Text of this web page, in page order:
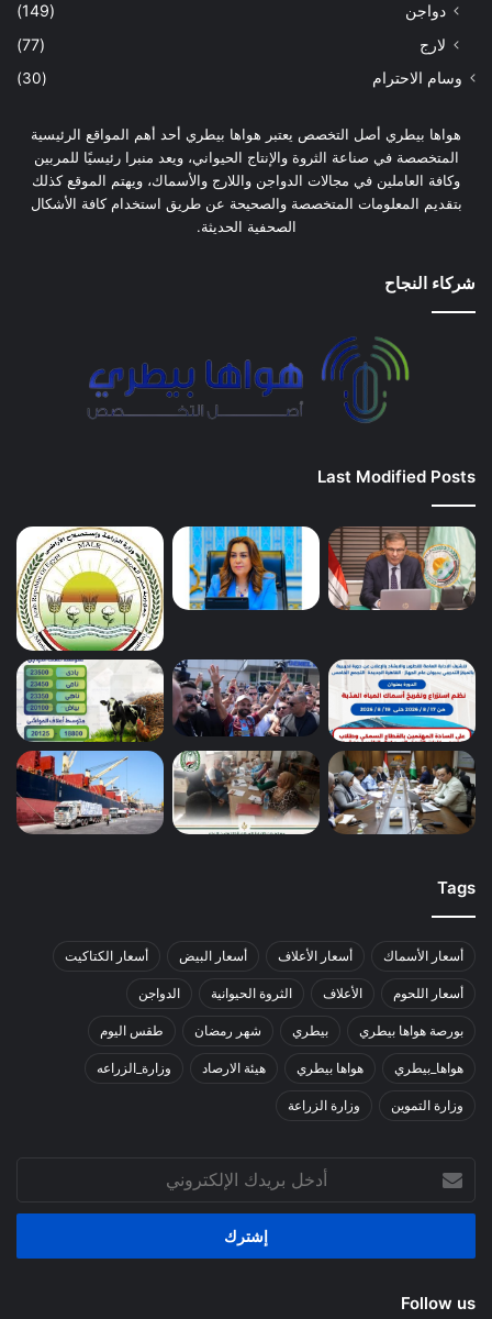
دواجن
(149)
لارج
(77)
وسام الاحترام (30)
هواها بيطري أصل التخصص يعتبر هواها بيطري أحد أهم المواقع الرئيسية
المتخصصة في صناعة الثروة والإنتاج الحيواني، ويعد منبرا رئيسيًا للمربين
وكافة العاملين في مجالات الدواجن واللارج والأسماك، ويهتم الموقع كذلك
بتقديم المعلومات المتخصصة والصحيحة عن طريق استخدام كافة الأشكال
الصحفية الحديثة.
شركاء النجاح
Last Modified Posts
Tags
أسعار الأسماك أسعار الأعلاف أسعار البيض أسعار الكتاكيت
أسعار اللحوم الأعلاف الثروة الحيوانية الدواجن
بورصة هواها بيطري بيطري شهر رمضان طقس اليوم
هواها_بيطري هواها بيطري هيئة الارصاد وزارة_الزراعه
وزارة التموين وزارة الزراعة
بريدك
الإلكتروني
Follow us